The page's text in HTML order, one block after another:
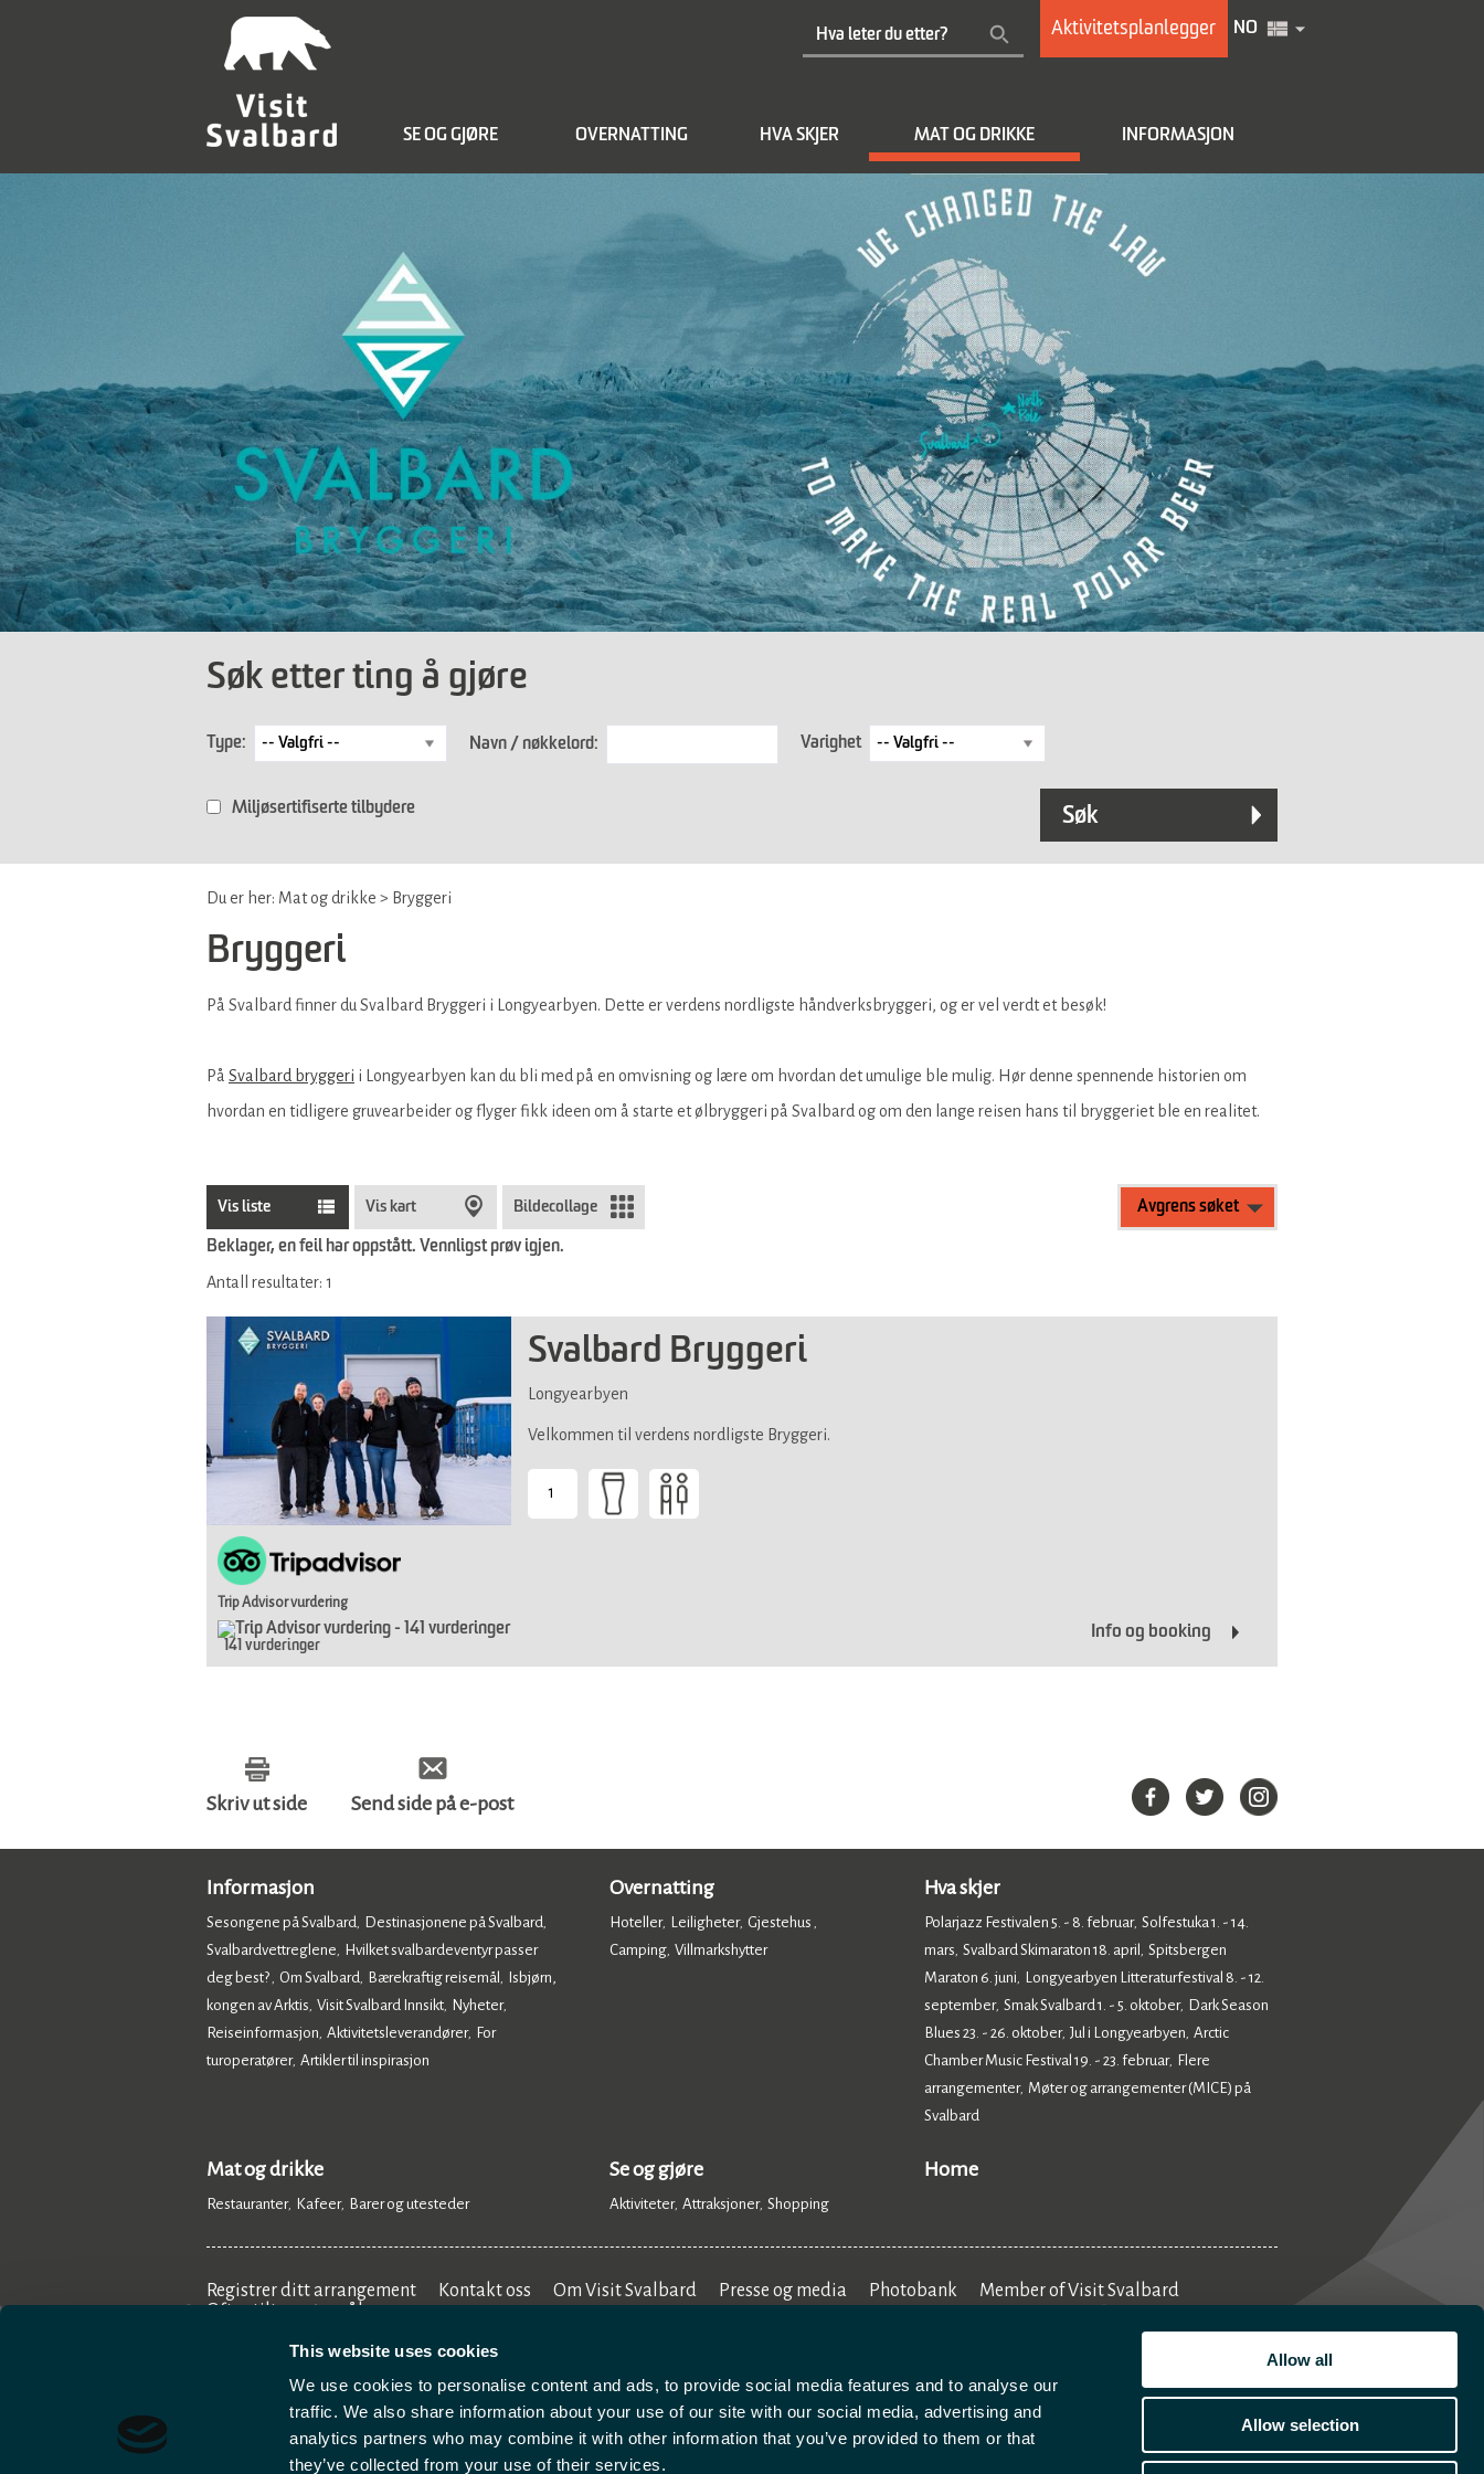
This website uses cookies
We use cookies to personalise content and ads, to provide social media features and to analyse our
traffic. We also share information about your use of our site with our social media, advertising and
analytics partners who may combine it with other information that you’ve provided to them or that
they’ve collected from your use of their services.
Allow all
Allow selection
Aktivitetsplanlegger NO
SE OG GJØRE OVERNATTING HVA SKJER MAT OG DRIKKE INFORMASJON
Søk etter ting å gjøre
Type: Navn / nøkkelord: Varighet
Miljøsertifiserte tilbydere
Du er her: Mat og drikke > Bryggeri
Bryggeri
På Svalbard finner du Svalbard Bryggeri i Longyearbyen. Dette er verdens nordligste håndverksbryggeri, og er vel verdt et besøk!
På Svalbard bryggeri i Longyearbyen kan du bli med på en omvisning og lære om hvordan det umulige ble mulig. Hør denne spennende historien om
hvordan en tidligere gruvearbeider og flyger fikk ideen om å starte et ølbryggeri på Svalbard og om den lange reisen hans til bryggeriet ble en realitet.
Avgrens søket
Vis liste Vis kart Bildecollage
Beklager, en feil har oppstått. Vennligst prøv igjen.
Antall resultater: 1
Trip Advisor vurdering
141 vurderinger
Svalbard Bryggeri
Longyearbyen
Velkommen til verdens nordligste Bryggeri.
1
-
Info og booking
Skriv ut side Send side på e-post
Informasjon
Sesongene på Svalbard, Destinasjonene på Svalbard,
Svalbardvettreglene,
Hvilket svalbardeventyr passer
deg best?, Om Svalbard, Bærekraftig reisemål ,
Isbjørn,
kongen av Arktis, Visit Svalbard Innsikt, Nyheter,
Reiseinformasjon, Aktivitetsleverandører,
For
turoperatører, Artikler til inspirasjon
Overnatting
Hoteller, Leiligheter, Gjestehus ,
Camping, Villmarkshytter,
Hva skjer
Polarjazz Festivalen 5. - 8. februar, Solfestuka 1. - 14.
mars, Svalbard Skimaraton 18. april , Spitsbergen
Maraton 6. juni,
Longyearbyen Litteraturfestival 8. - 12.
september, Smak Svalbard 1. - 5. oktober,
Dark Season
Blues 23. - 26. oktober, Jul i Longyearbyen, Arctic
Chamber Music Festival 19. - 23. februar,
Flere
arrangementer, Møter og arrangementer (MICE) på
Svalbard,
Mat og drikke
Restauranter, Kafeer, Barer og utesteder,
Se og gjøre
Aktiviteter, Attraksjoner, Shopping
Home
Registrer ditt arrangement Kontakt oss Om Visit Svalbard Presse og media Photobank
Member of Visit Svalbard
Ofte stilte spørsmål